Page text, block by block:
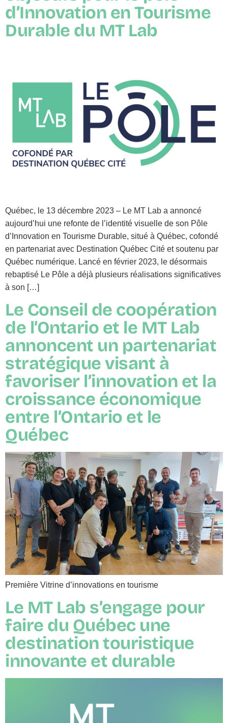
d’Innovation en Tourisme
Durable du MT Lab
Québec, le 13 décembre 2023 – Le MT Lab a annoncé
aujourd’hui une refonte de l’identité visuelle de son Pôle
d’Innovation en Tourisme Durable, situé à Québec, cofondé
en partenariat avec Destination Québec Cité et soutenu par
Québec numérique. Lancé en février 2023, le désormais
rebaptisé Le Pôle a déjà plusieurs réalisations significatives
à son […]
Le Conseil de coopération
de l’Ontario et le MT Lab
annoncent un partenariat
stratégique visant à
favoriser l’innovation et la
croissance économique
entre l’Ontario et le
Québec
Première Vitrine d’innovations en tourisme
Le MT Lab s’engage pour
faire du Québec une
destination touristique
innovante et durable